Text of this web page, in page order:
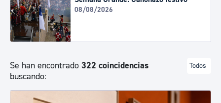
08/08/2026
Se han encontrado 322 coincidencias
buscando:
Todos